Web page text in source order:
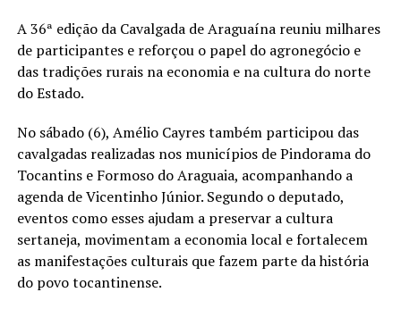
A 36ª edição da Cavalgada de Araguaína reuniu milhares
de participantes e reforçou o papel do agronegócio e
das tradições rurais na economia e na cultura do norte
do Estado.
No sábado (6), Amélio Cayres também participou das
cavalgadas realizadas nos municípios de Pindorama do
Tocantins e Formoso do Araguaia, acompanhando a
agenda de Vicentinho Júnior. Segundo o deputado,
eventos como esses ajudam a preservar a cultura
sertaneja, movimentam a economia local e fortalecem
as manifestações culturais que fazem parte da história
do povo tocantinense.